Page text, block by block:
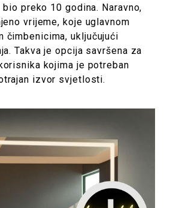
preko 10 godina. Naravno,
vrijeme, koje uglavnom
čimbenicima, uključujući
Takva je opcija savršena za
kojima je potreban
izvor svjetlosti.